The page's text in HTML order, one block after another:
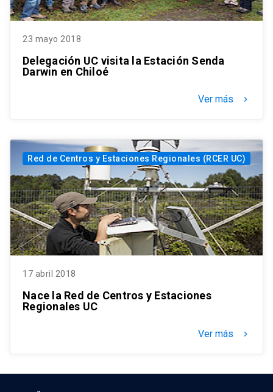
23 mayo 2018
Delegación UC visita la Estación Senda
Darwin en Chiloé
Ver más keyboard_arrow_right
Red de Centros y Estaciones Regionales (RCER UC)
17 abril 2018
Nace la Red de Centros y Estaciones
Regionales UC
Ver más keyboard_arrow_right